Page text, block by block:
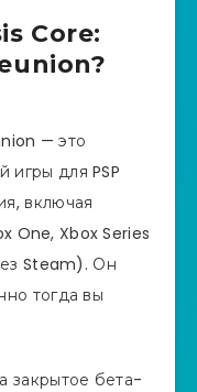
Core:
— это
игры для PSP
включая
One, Xbox Series
Steam). Он
тогда вы
закрытое бета-